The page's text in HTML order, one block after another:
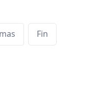
Fin